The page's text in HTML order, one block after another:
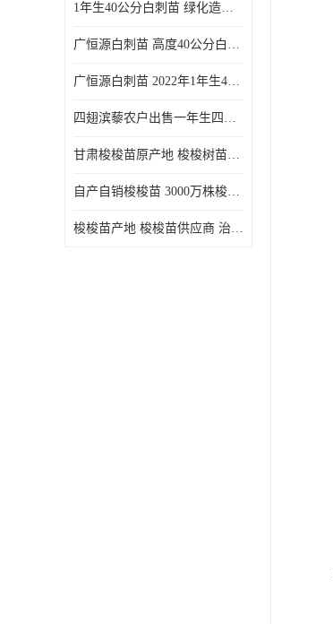
1年生40公分白刺苗 绿化造林白刺树苗
广恒源白刺苗 高度40公分白刺树苗
广恒源白刺苗 2022年1年生40公分白刺树苗
四翅滨藜农户出售一年生四翅滨藜各种规格四翅滨黎产地货源
甘肃梭梭苗原产地 梭梭树苗种植技术 梭梭种苗基地
自产自销梭梭苗 3000万株梭梭种苗供应 办理检疫全国发货
梭梭苗产地 梭梭苗供应商 治沙造林梭梭种苗 自产自销